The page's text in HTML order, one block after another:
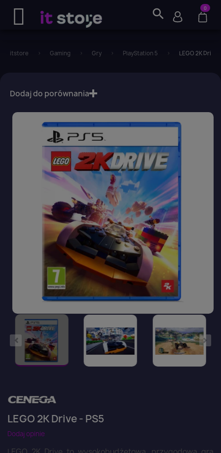
search 0
itstore Gaming Gry PlayStation 5 LEGO 2K Drive
LEGO 2K Drive - PS5
Dodaj opinie
Dodaj do porównania